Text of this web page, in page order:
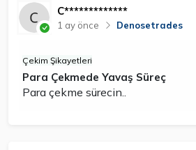
C*************
1 ay önce Denosetrades
Çekim Şikayetleri
Para Çekmede Yavaş Süreç
Para çekme sürecin..